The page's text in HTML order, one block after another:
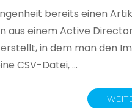
bereits einen
aus einem Active
in dem man den
CSV-Datei, …